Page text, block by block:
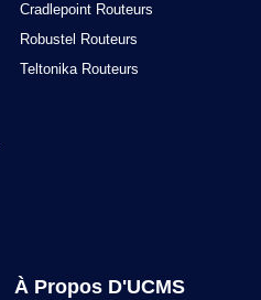
Cradlepoint Routeurs
Robustel Routeurs
Teltonika Routeurs
À Propos D'UCMS